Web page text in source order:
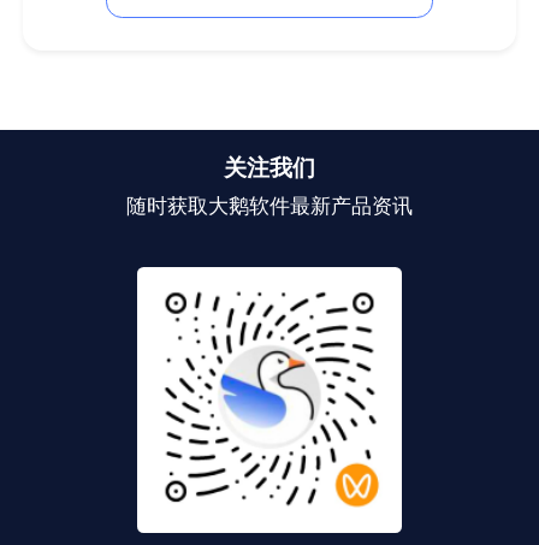
关注我们
随时获取大鹅软件最新产品资讯